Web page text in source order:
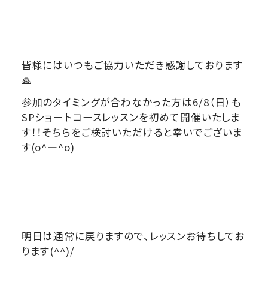
皆様にはいつもご協力いただき感謝しております
🙏
参加のタイミングが合わなかった方は6/8（日）も
SPショートコースレッスンを初めて開催いたしま
す！！そちらをご検討いただけると幸いでございま
す(o^―^o)
明日は通常に戻りますので、レッスンお待ちしてお
ります(^^)/